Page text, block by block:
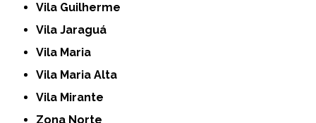
Vila Guilherme
Vila Jaraguá
Vila Maria
Vila Maria Alta
Vila Mirante
Zona Norte